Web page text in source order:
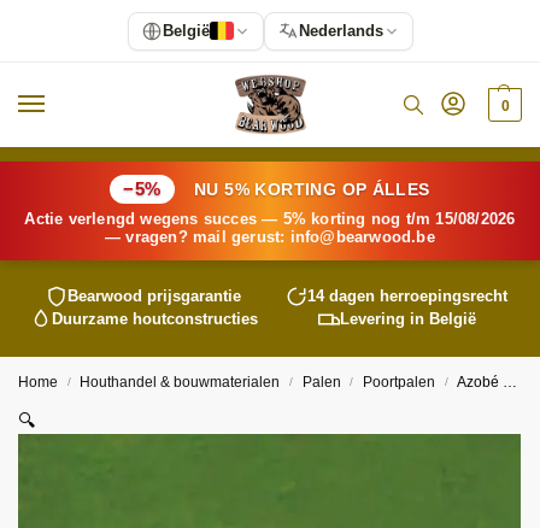
0
−5% NU 5% KORTING OP ÁLLES
Actie verlengd wegens succes — 5% korting nog t/m 15/08/2026
— vragen? mail gerust: info@ bearwood.be
Bearwood prijsgarantie
14 dagen herroepingsrecht
Duurzame houtconstructies
Levering in België
Home / Houthandel & bouwmaterialen / Palen / Poortpalen / Azobé poortpaal 14 x 14
🔍
België Nederlands